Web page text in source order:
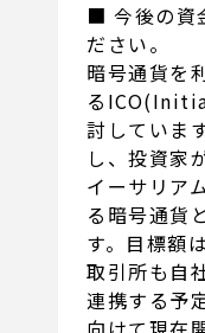
■ 今後の資
ださい。
暗号通貨を
る
討していま
し、投資家
イーサリア
る暗号通貨
す。目標額
取引所も自
連携する予